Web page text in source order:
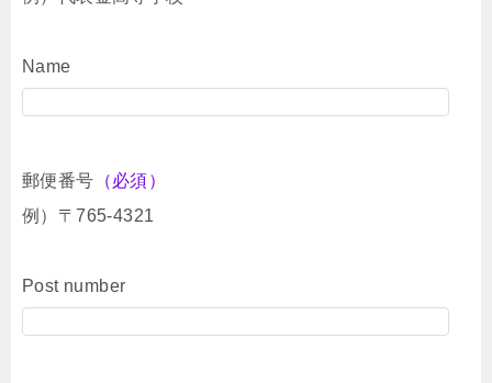
Name
郵便番号 （必須）
例）〒765-4321
Post number